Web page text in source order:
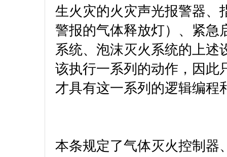
生火灾的火灾声光报警器、
警报的气体释放灯）、紧急
系统、泡沫灭火系统的上述
该执行一系列的动作，因此
才具有这一系列的逻辑编程
本条规定了气体灭火控制器